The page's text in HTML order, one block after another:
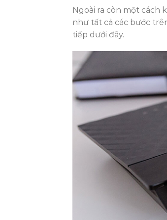
Ngoài ra còn một cách
như tất cả các bước
tiếp dưới đây.